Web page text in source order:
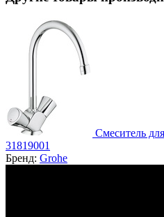
Смеситель
31819001
Бренд: Grohe